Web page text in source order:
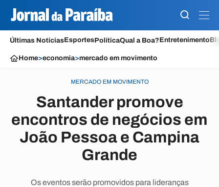
Últimas NotíciasEsportesPolíticaQual a Boa?Entretenimento
Home>economia>mercado em movimento
MERCADO EM MOVIMENTO
Santander promove
encontros de negócios em
João Pessoa e Campina
Grande
Os eventos serão promovidos para lideranças